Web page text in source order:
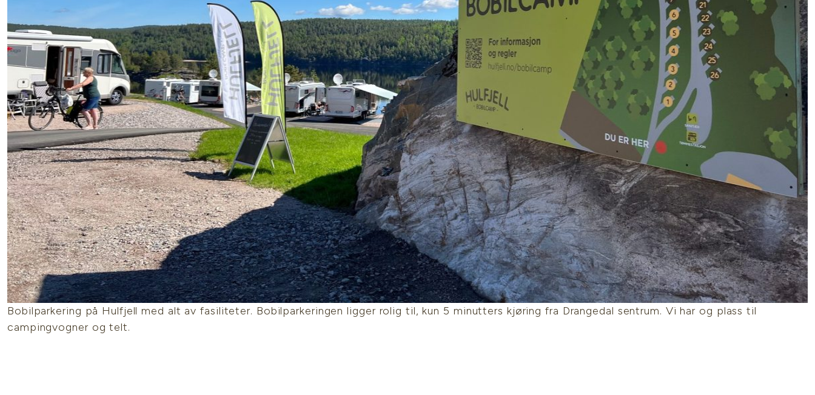
Bobilparkering på Hulfjell med alt av fasiliteter. Bobilparkeringen ligger rolig til, kun 5 minutters kjøring fra Drangedal sentrum. Vi har og plass til
campingvogner og telt.